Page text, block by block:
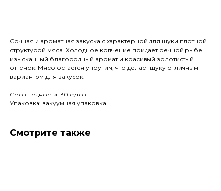
Сочная и ароматная закуска с характерной для щуки плотной
структурой мяса. Холодное копчение придает речной рыбе
изысканный благородный аромат и красивый золотистый
оттенок. Мясо остается упругим, что делает щуку отличным
вариантом для закусок.
Срок годности: 30 суток
Упаковка: вакуумная упаковка
Смотрите также